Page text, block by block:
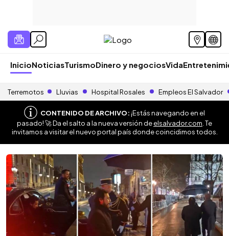
InicioNoticiasTurismoDinero y negociosVida
Terremotos Lluvias Hospital Rosales Empleos El Salvador
CONTENIDO DE ARCHIVO:¡Estás navegando en el
pasado! 🚀 Da el salto a la nueva versión deelsalvador.com . Te
invitamos a visitar el nuevo portal país donde coincidimos todos.